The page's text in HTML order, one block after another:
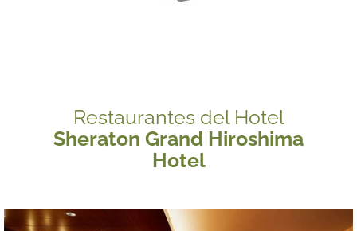
Restaurantes del Hotel
Sheraton Grand Hiroshima
Hotel